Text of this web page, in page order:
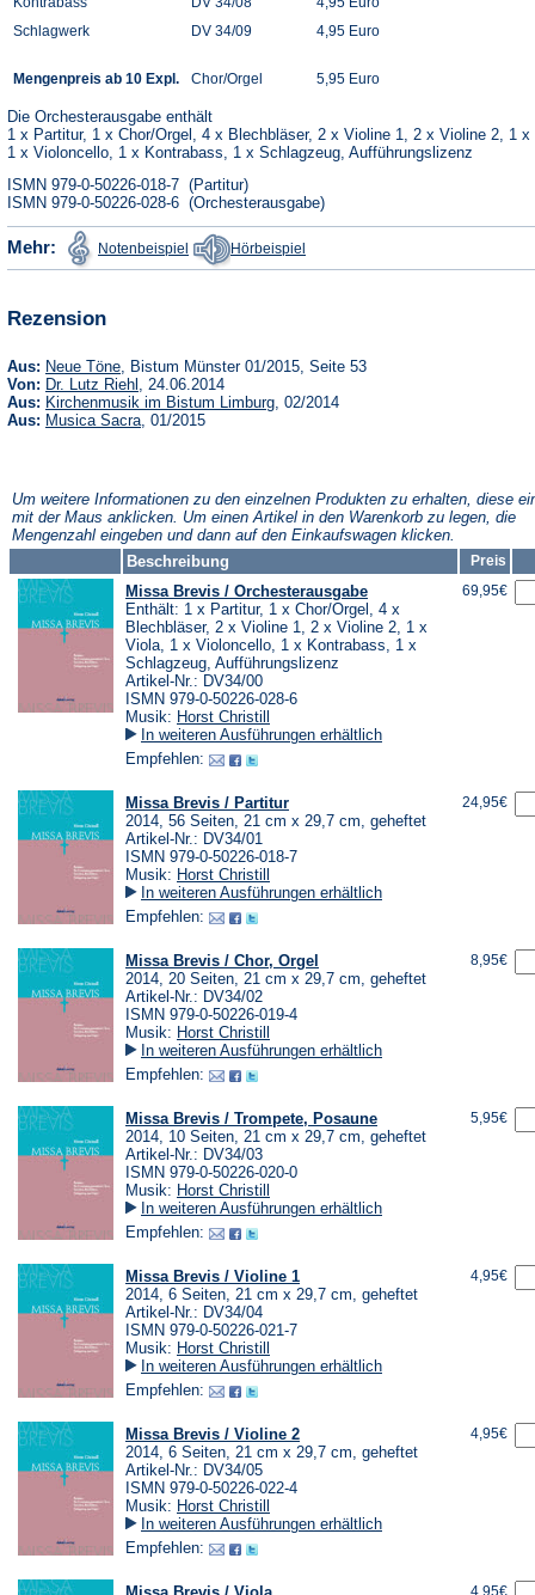
Schlagwerk
DV 34/09 4,95 Euro
Mengenpreis ab 10 Expl. Chor/Orgel 5,95 Euro
Die Orchesterausgabe enthält
1 x Partitur, 1 x Chor/Orgel, 4 x Blechbläser, 2 x Violine 1, 2 x Violine 2, 1 x
1 x Violoncello, 1 x Kontrabass, 1 x Schlagzeug, Aufführungslizenz
ISMN 979-0-50226-018-7 (Partitur)
ISMN 979-0-50226-028-6 (Orchesterausgabe)
Mehr: Notenbeispiel
(Öffnet
in
einem
Hörbeispiel in
einem
Rezension
Aus: Neue Töne(Öffnet
in
einem
neuen
Tab)
, Bistum Münster 01/2015, Seite 53
Von: Dr. Lutz Riehl
(Öffnet
in
einem
neuen
, 24.06.2014
Aus: Kirchenmusik im Bistum Limburg(Öffnet
, 02/2014
Aus: Musica Sacra(Öffnet
, 01/2015
Um weitere Informationen zu den einzelnen Produkten zu erhalten, diese
mit der Maus anklicken. Um einen Artikel in den Warenkorb zu legen, die
Mengenzahl eingeben und dann auf den Einkaufswagen klicken.
Beschreibung
Preis
Missa Brevis / Orchesterausgabe
Enthält: 1 x Partitur, 1 x Chor/Orgel, 4 x
Blechbläser, 2 x Violine 1, 2 x Violine 2, 1 x
Viola, 1 x Violoncello, 1 x Kontrabass, 1 x
Schlagzeug, Aufführungslizenz
Artikel-Nr.: DV34/00
ISMN 979-0-50226-028-6
Musik: Horst Christill
In weiteren Ausführungen erhältlich
Empfehlen:
69,95€
Missa Brevis / Partitur
2014, 56 Seiten, 21 cm x 29,7 cm, geheftet
Artikel-Nr.: DV34/01
ISMN 979-0-50226-018-7
Musik: Horst Christill
In weiteren Ausführungen erhältlich
Empfehlen:
24,95€
Missa Brevis / Chor, Orgel
2014, 20 Seiten, 21 cm x 29,7 cm, geheftet
Artikel-Nr.: DV34/02
ISMN 979-0-50226-019-4
Musik: Horst Christill
In weiteren Ausführungen erhältlich
Empfehlen:
8,95€
Missa Brevis / Trompete, Posaune
2014, 10 Seiten, 21 cm x 29,7 cm, geheftet
Artikel-Nr.: DV34/03
ISMN 979-0-50226-020-0
Musik: Horst Christill
In weiteren Ausführungen erhältlich
Empfehlen:
5,95€
Missa Brevis / Violine 1
2014, 6 Seiten, 21 cm x 29,7 cm, geheftet
Artikel-Nr.: DV34/04
ISMN 979-0-50226-021-7
Musik: Horst Christill
In weiteren Ausführungen erhältlich
Empfehlen:
4,95€
Missa Brevis / Violine 2
2014, 6 Seiten, 21 cm x 29,7 cm, geheftet
Artikel-Nr.: DV34/05
ISMN 979-0-50226-022-4
Musik: Horst Christill
In weiteren Ausführungen erhältlich
Empfehlen:
4,95€
4,95€